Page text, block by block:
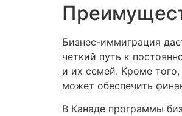
Бизнес-иммиграция
четкий путь к
и их семей. Кроме
может обеспечить
В Канаде программы